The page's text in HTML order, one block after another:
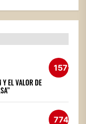
1572
EL VALOR DE
774